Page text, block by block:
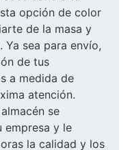
opción de color
de la masa y
Ya sea para envío,
de tus
a medida de
atención.
se
empresa y le
la calidad y los